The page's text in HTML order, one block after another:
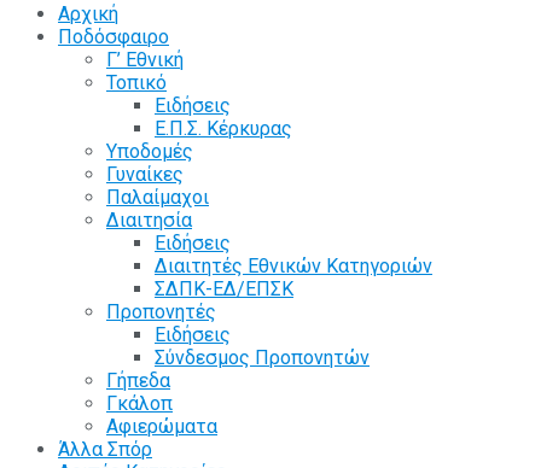
Αρχική
Ποδόσφαιρο
Γ’ Εθνική
Τοπικό
Ειδήσεις
Ε.Π.Σ. Κέρκυρας
Υποδομές
Γυναίκες
Παλαίμαχοι
Διαιτησία
Ειδήσεις
Διαιτητές Εθνικών Κατηγοριών
ΣΔΠΚ-ΕΔ/ΕΠΣΚ
Προπονητές
Ειδήσεις
Σύνδεσμος Προπονητών
Γήπεδα
Γκάλοπ
Αφιερώματα
Άλλα Σπόρ